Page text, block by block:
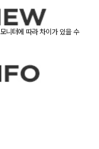
니터에 따라 차이가 있을 수